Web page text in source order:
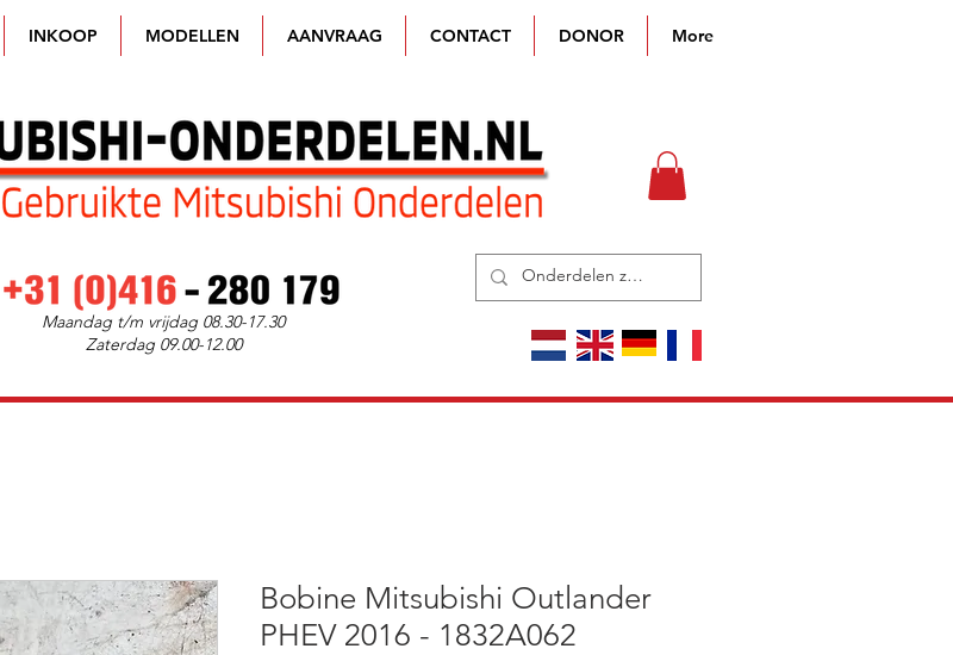
INKOOP MODELLEN AANVRAAG CONTACT DONOR More
Maandag t/m vrijdag 08.30-17.30
Zaterdag 09.00-12.00
Bobine Mitsubishi Outlander
PHEV 2016 - 1832A062